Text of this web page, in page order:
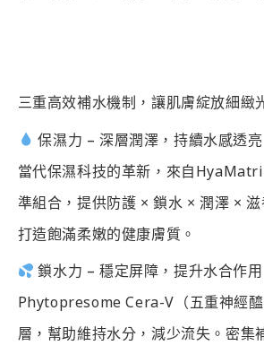
三重高效補水機制，讓肌膚綻放細緻
保濕力 – 深層潤澤，持續水感透亮
當代保濕科技的革新，來自
準組合，提供防護 × 鎖水 × 潤澤 ×
打造飽滿柔嫩的健康膚質。
鎖水力 – 穩定屏障，提升水合作用
Phytopresome Cera-V（五重神經
層，幫助維持水分，減少流失。密